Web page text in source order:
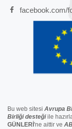
facebook.com/
Bu web sitesi Avrupa
Birliğidesteğiile
GÜNLERİ 'ne aittir ve